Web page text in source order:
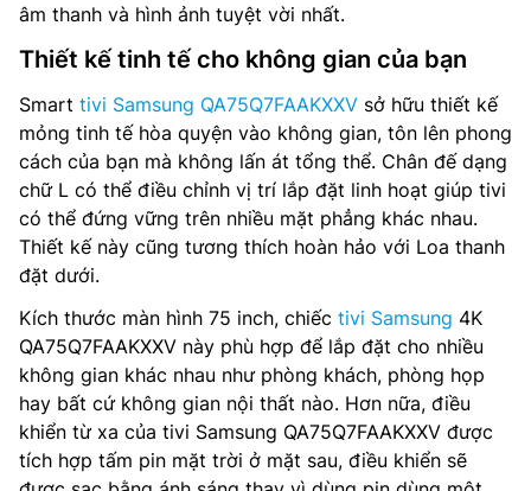
Loại loa: 2CH
Tìm kiếm bằng giọng nói: Có
Multi Device Experience: Mobile to TV, TV initiate
mirroring, Sound Mirroring, Wireless TV On
Truyền thanh Kỹ thuật số: DVB-T2 (*VN: DVB-T2C)
Nguồn cấp điện: AC100-240V~ 50/60Hz
Kết nối: Wifi 5, Bluetooth, HDMI, USB, Anynet+ (HDMI-
CEC), Ethernet (LAN), HDMI Audio Return Channel, HDMI
(High Frame Rate), RF In (Terrestrial / Cable input)
Điều khiển từ xa: TM2360E
âm thanh và hình ảnh tuyệt vời nhất.
Thiết kế tinh tế cho không gian của bạn
Smart tivi Samsung QA75Q7FAAKXXV sở hữu thiết kế
mỏng tinh tế hòa quyện vào không gian, tôn lên phong
cách của bạn mà không lấn át tổng thể. Chân đế dạng
chữ L có thể điều chỉnh vị trí lắp đặt linh hoạt giúp tivi
có thể đứng vững trên nhiều mặt phẳng khác nhau.
Thiết kế này cũng tương thích hoàn hảo với Loa thanh
đặt dưới.
Kích thước màn hình 75 inch, chiếc tivi Samsung 4K
QA75Q7FAAKXXV này phù hợp để lắp đặt cho nhiều
không gian khác nhau như phòng khách, phòng họp
hay bất cứ không gian nội thất nào. Hơn nữa, điều
khiển từ xa của tivi Samsung QA75Q7FAAKXXV được
tích hợp tấm pin mặt trời ở mặt sau, điều khiển sẽ